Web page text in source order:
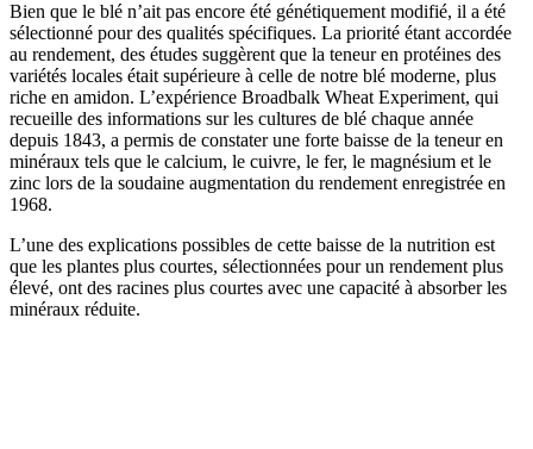
Bien que le blé n’ait pas encore été génétiquement modifié, il a été
sélectionné pour des qualités spécifiques. La priorité étant accordée
au rendement, des études suggèrent que la teneur en protéines des
variétés locales était supérieure à celle de notre blé moderne, plus
riche en amidon. L’expérience Broadbalk Wheat Experiment, qui
recueille des informations sur les cultures de blé chaque année
depuis 1843, a permis de constater une forte baisse de la teneur en
minéraux tels que le calcium, le cuivre, le fer, le magnésium et le
zinc lors de la soudaine augmentation du rendement enregistrée en
1968.
L’une des explications possibles de cette baisse de la nutrition est
que les plantes plus courtes, sélectionnées pour un rendement plus
élevé, ont des racines plus courtes avec une capacité à absorber les
minéraux réduite.